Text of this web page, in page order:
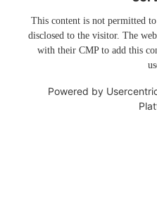
This content is not permitted
disclosed to the visitor. The
with their CMP to add this
Powered by